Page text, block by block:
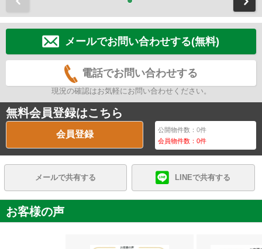
メールでお問い合わせする(無料)
電話でお問い合わせする
現況の確認はお気軽にお問い合わせください。
無料会員登録はこちら
会員登録 公開物件数：0件
会員物件数：0件
メールで共有する LINEで共有する
お客様の声